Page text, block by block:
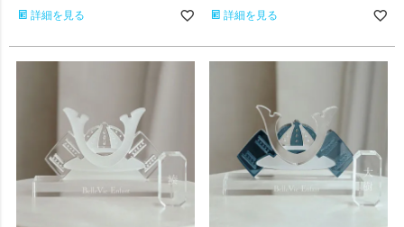
詳細を見る 詳細を見る